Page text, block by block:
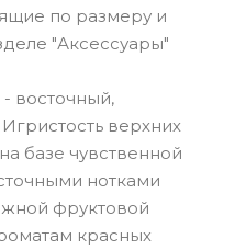
по размеру и
"Аксессуары"
восточный,
верхних
базе чувственной
нотками
фруктовой
красных